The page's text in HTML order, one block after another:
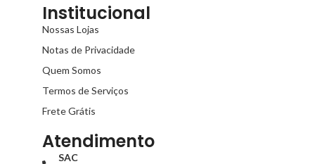
Institucional
Nossas Lojas
Notas de Privacidade
Quem Somos
Termos de Serviços
Frete Grátis
Atendimento
SAC